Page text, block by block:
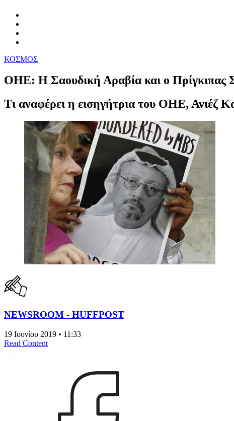
ΚΟΣΜΟΣ
ΟΗΕ: Η Σαουδική Αραβία και ο Πρίγκιπας
Τι αναφέρει η εισηγήτρια του ΟΗΕ, Ανιέζ
NEWSROOM - HUFFPOST
19 Ιουνίου 2019 • 11:33
Read Content